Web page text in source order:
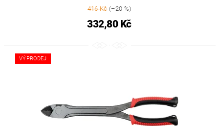
416 Kč(–20 %)
332,80 Kč
VÝPRODEJ